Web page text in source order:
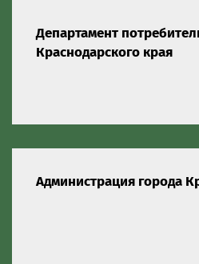
Департамент
Краснодарского края
Администрация города